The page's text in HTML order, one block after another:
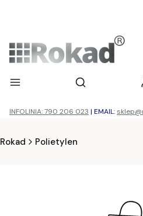
Menu Otwórz
Szukaj
INFOLINIA: 790 206 023 | EMAIL:
Rokad Polietylen